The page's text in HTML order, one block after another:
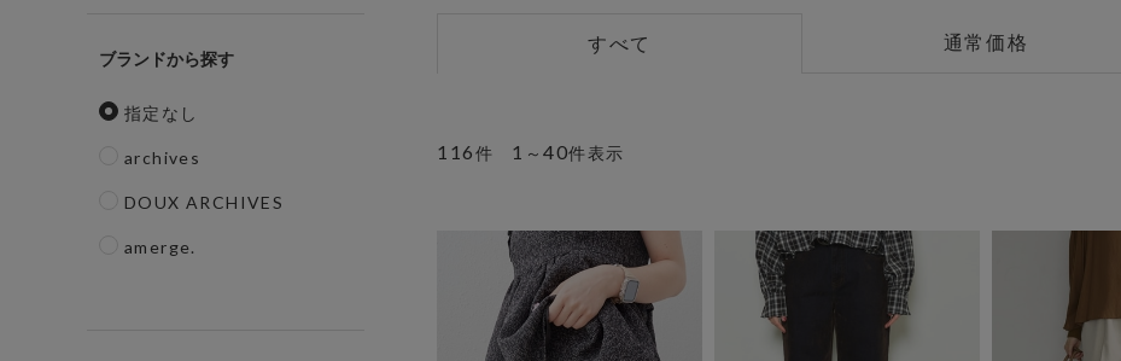
ブランド
指定なし
archives
DOUX ARCHIVES
amerge.
すべて 通常価格
116件 1 ～40件表示